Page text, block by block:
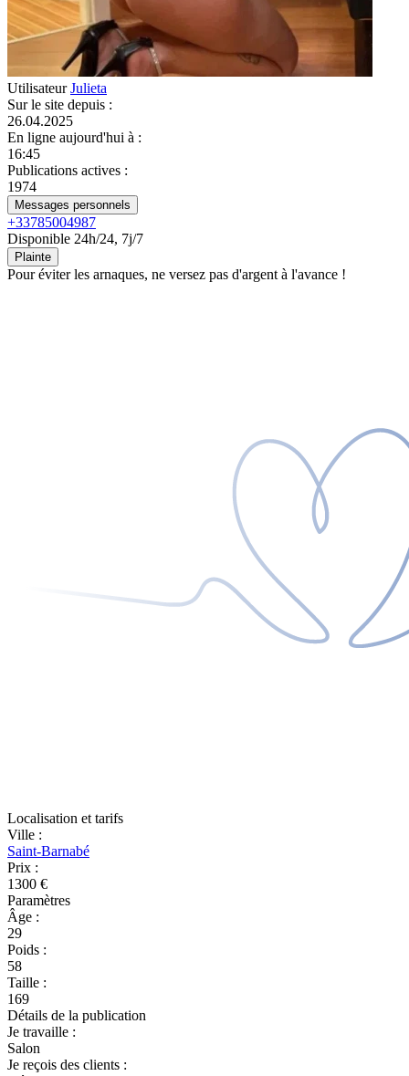
UtilisateurJulieta
Sur le site depuis :
26.04.2025
En ligne aujourd'hui à :
16:45
Publications actives :
1974
Messages personnels
+33785004987
Disponible 24h/24, 7j/7
Plainte
Pour éviter les arnaques, ne versez pas d'argent à l'avance !
Localisation et tarifs
Ville :
Saint-Barnabé
Prix :
1300 €
Paramètres
Âge :
29
Poids :
58
Taille :
169
Détails de la publication
Je travaille :
Salon
Je reçois des clients :